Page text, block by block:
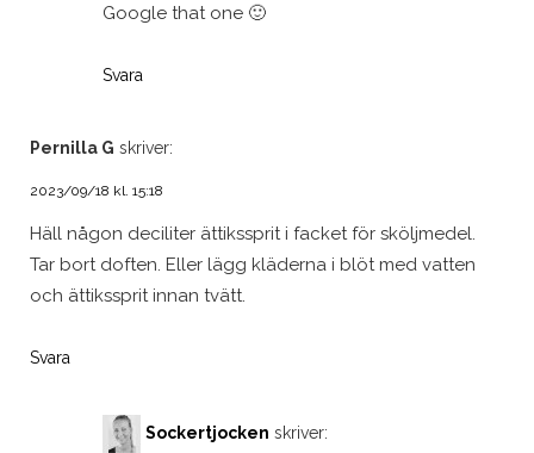
Google that one 🙂
Svara
Pernilla G skriver:
2023/09/18 kl. 15:18
Häll någon deciliter ättikssprit i facket för sköljmedel.
Tar bort doften. Eller lägg kläderna i blöt med vatten
och ättikssprit innan tvätt.
Svara
Sockertjocken skriver: